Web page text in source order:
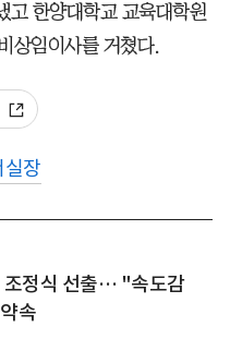
고 한양대학교 교육대학원
상임이사를 거쳤다.
실장
조정식 선출… "속도감
속